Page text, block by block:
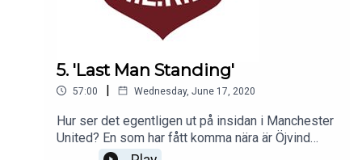
5. 'Last Man Standing'
57:00 | Wednesday, June 17, 2020
Hur ser det egentligen ut på insidan i Manchester
United? En som har fått komma nära är Öjvind
Alsaker som har skrivit boken om Solskjaers